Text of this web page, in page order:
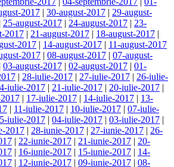
2017 | 30-august-2017 | 29-august-
25-august-2017 | 24-august-2017 | 23-
2017 | 21-august-2017 | 18-august-2017 |
2017 | 14-august-2017 | 11-august-2017
2017 | 08-august-2017 | 07-august-
03-august-2017 | 02-august-2017 | 01-
| 28-iulie-2017 | 27-iulie-2017 | 26-iulie-
iulie-2017 | 21-iulie-2017 | 20-iulie-2017 |
| 17-iulie-2017 | 14-iulie-2017 | 13-
| 11-iulie-2017 | 10-iulie-2017 | 07-iulie-
iulie-2017 | 04-iulie-2017 | 03-iulie-2017 |
2017 | 28-iunie-2017 | 27-iunie-2017 | 26-
| 22-iunie-2017 | 21-iunie-2017 | 20-
| 16-iunie-2017 | 15-iunie-2017 | 14-
| 12-iunie-2017 | 09-iunie-2017 | 08-